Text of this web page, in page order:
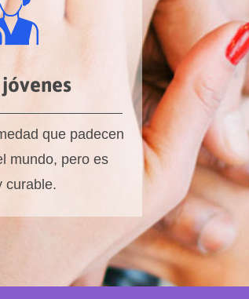
que padecen
mundo, pero es
curable.